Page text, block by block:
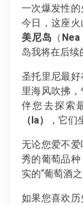
一次爆发性
今日，这座
美尼岛 （ Nea
岛我将在后续
圣托里尼最
里海风吹拂
伴您去探索
（Ia） ，它们
无论您爱不
秀的葡萄品
实的“葡萄酒之
如果您喜欢历